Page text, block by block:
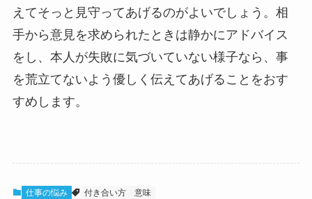
えてそっと見守ってあげるのがよいでしょう。相
手から意見を求められたときは静かにアドバイス
をし、本人が失敗に気づいていない様子なら、事
を荒立てないよう優しく伝えてあげることをおす
すめします。
仕事の悩み 付き合い方 意味